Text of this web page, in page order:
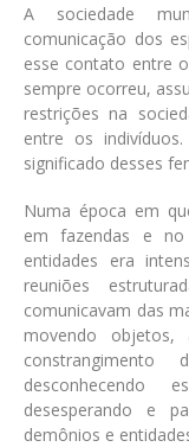
A sociedade
comunicação dos
esse contato entre
sempre ocorreu,
restrições na
entre os
significado desses
Numa época em
em fazendas e
entidades era
reuniões
comunicavam das
movendo objetos,
desconhecendo
desesperando e
demônios e